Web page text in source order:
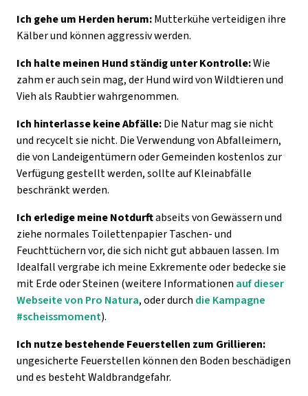
Ich gehe um Herden herum:Mutterkühe verteidigen ihre
Kälber und können aggressiv werden.
Ich halte meinen Hund ständig unter Kontrolle:Wie
zahm er auch sein mag, der Hund wird von Wildtieren und
Vieh als Raubtier wahrgenommen.
Ich hinterlasse keine Abfälle:Die Natur mag sie nicht
und recycelt sie nicht. Die Verwendung von Abfalleimern,
die von Landeigentümern oder Gemeinden kostenlos zur
Verfügung gestellt werden, sollte auf Kleinabfälle
beschränkt werden.
Ich erledige meine Notdurftabseits von Gewässern und
ziehe normales Toilettenpapier Taschen- und
Feuchttüchern vor, die sich nicht gut abbauen lassen. Im
Idealfall vergrabe ich meine Exkremente oder bedecke sie
mit Erde oder Steinen (weitere Informationen auf dieser
Webseite von Pro Natura, oder durch die Kampagne
#scheissmoment).
Ich nutze bestehende Feuerstellen zum Grillieren:
ungesicherte Feuerstellen können den Boden beschädigen
und es besteht Waldbrandgefahr.